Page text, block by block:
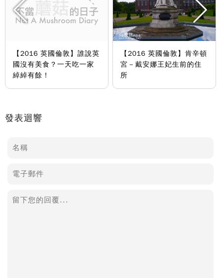
【2016 英國倫敦】誰說英
國沒有美食？一天吃一家
綽綽有餘！
【2016 英國倫敦】肯辛頓
宮－戴安娜王妃生前的住
所
發表迴響